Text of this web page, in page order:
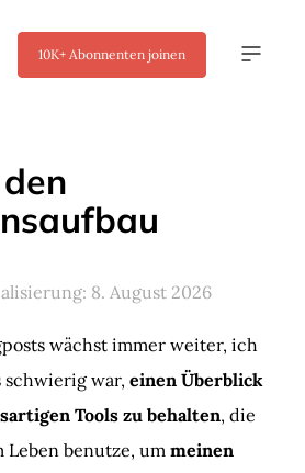
10K+ Abonnenten joinen
8. August 2026
wächst immer weiter, ich
schwierig war, einen Überblick
Tools zu behalten, die
benutze, um meinen